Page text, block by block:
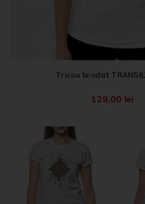
Tricou brodat
129,00 lei